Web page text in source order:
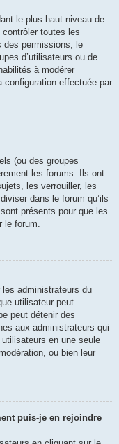
le plus haut niveau de
toutes les
des permissions, le
d’utilisateurs ou de
à modérer
configuration effectuée par
(ou des groupes
les forums. Ils ont
les verrouiller, les
dans le forum qu’ils
présents pour que les
forum.
les administrateurs du
utilisateur peut
peut détenir des
aux administrateurs qui
en une seule
ou bien leur
puis-je en rejoindre